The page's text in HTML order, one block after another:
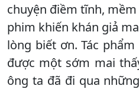
chuyện điềm tĩnh,
phim khiến khán giả
lòng biết ơn. Tác
được một sớm mai
ông ta đã đi qua